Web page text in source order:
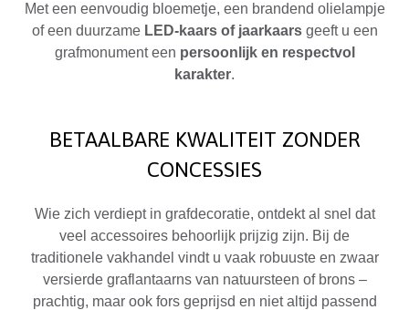
Met een eenvoudig bloemetje, een brandend olielampje
of een duurzame LED-kaars of jaarkaarsgeeft u een
grafmonument een persoonlijk en respectvol
karakter.
BETAALBARE KWALITEIT ZONDER
CONCESSIES
Wie zich verdiept in grafdecoratie, ontdekt al snel dat
veel accessoires behoorlijk prijzig zijn. Bij de
traditionele vakhandel vindt u vaak robuuste en zwaar
versierde graflantaarns van natuursteen of brons –
prachtig, maar ook fors geprijsd en niet altijd passend